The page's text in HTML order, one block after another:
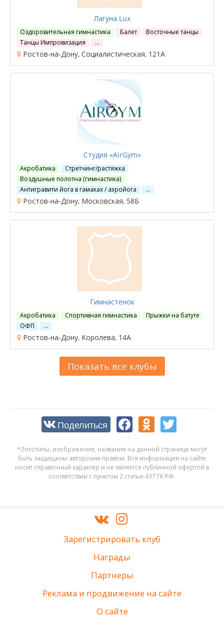
Лагуна Lux
Оздоровительная гимнастика Балет
Восточные танцы
Танцы Импровизация
…
Ростов-на-Дону, Социалистическая, 121А
Студия «AirGym»
Акробатика
Стретчинг/растяжка
Воздушные полотна (гимнастика)
Антигравити йога в гамаках / аэройога
…
Ростов-на-Дону, Московская, 58Б
Гимнастенок
Акробатика Спортивная гимнастика
Прыжки на батуте
ОФП
…
Ростов-на-Дону, Королева, 14А
Показать все клубы
Поделиться
*Логотипы, изображения, названия на данной странице могут
быть защищены авторским правом. Вся информация на сайте
носит справочный характер и не является публичной офертой в
соответствии с пунктом 2 статьи 437 ГК РФ.
Зарегистрировать клуб
Награды
Партнеры
Реклама и продвижение на сайте
О сайте